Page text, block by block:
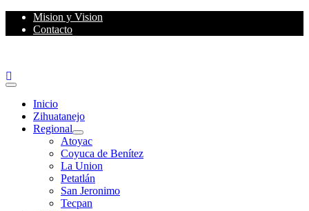
Skip
Mision y Vision
Contacto
Primary
Inicio
Zihuatanejo
Regional
Atoyac
Coyuca de Benítez
La Union
Petatlán
San Jeronimo
Tecpan